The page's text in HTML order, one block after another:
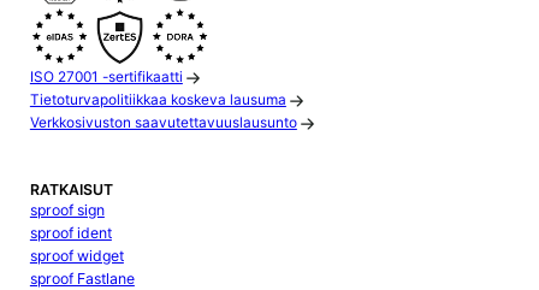
ISO 27001 -sertifikaatti
Tietoturvapolitiikkaa koskeva lausuma
Verkkosivuston saavutettavuuslausunto
RATKAISUT
sproof sign
sproof ident
sproof widget
sproof Fastlane